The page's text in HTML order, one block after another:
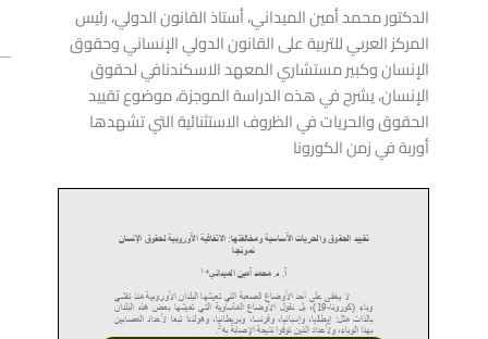
الدكتور محمد أمين الميداني، أستاذ القانون الدولي، رئيس
المركز العربي للتربية على القانون الدولي الإنساني وحقوق
الإنسان وكبير مستشاري المعهد الاسكندنافي لحقوق
الإنسان، يشرح في هذه الدراسة الموجزة، موضوع تقييد
الحقوق والحريات في الظروف الاستثنائية التي تشهدها
أوربة في زمن الكورونا